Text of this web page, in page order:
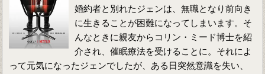
婚約者と別れたジェンは、無職となり前向き
に生きることが困難になってしまいます。そ
んなときに親友からコリン・ミード博士を紹
介され、催眠療法を受けることに。それによ
って元気になったジェンでしたが、ある日突然意識を失い、